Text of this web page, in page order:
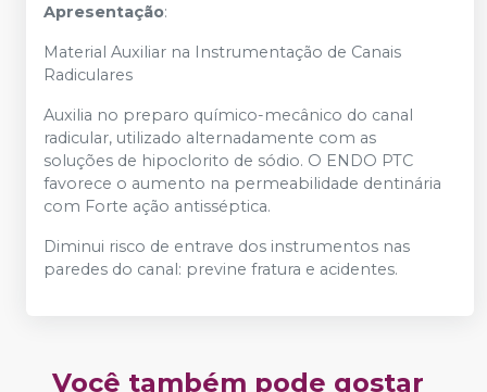
Apresentação:
Material Auxiliar na Instrumentação de Canais
Radiculares
Auxilia no preparo químico-mecânico do canal
radicular, utilizado alternadamente com as
soluções de hipoclorito de sódio. O ENDO PTC
favorece o aumento na permeabilidade dentinária
com Forte ação antisséptica.
Diminui risco de entrave dos instrumentos nas
paredes do canal: previne fratura e acidentes.
Você também pode gostar